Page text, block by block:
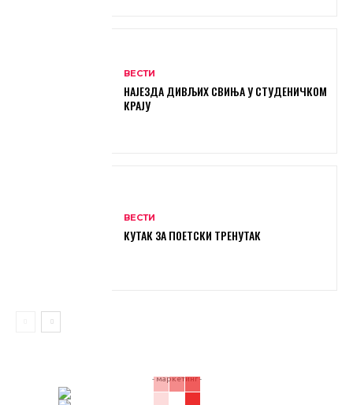
ВЕСТИ
НАЈЕЗДА ДИВЉИХ СВИЊА У СТУДЕНИЧКОМ
КРАЈУ
ВЕСТИ
КУТАК ЗА ПОЕТСКИ ТРЕНУТАК
- маркетинг -